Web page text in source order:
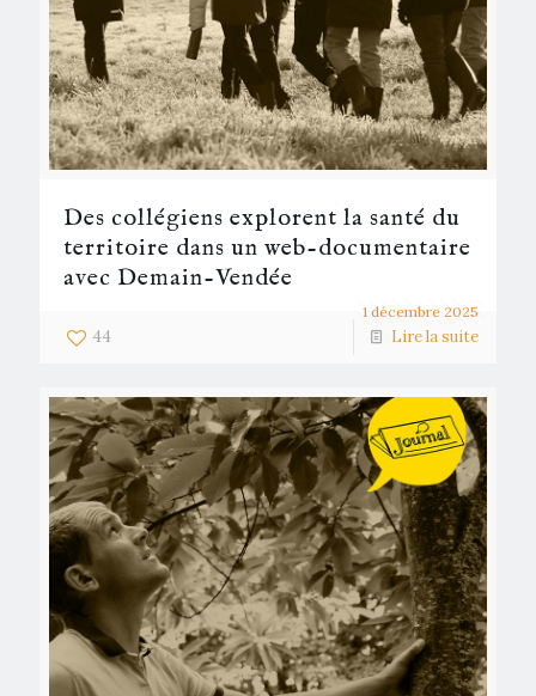
1 décembre 2025
Des collégiens explorent la santé du
territoire dans un web-documentaire
avec Demain-Vendée
44 Lire la suite